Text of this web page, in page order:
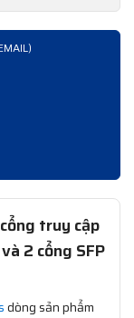
truy cập
2 cổng SFP
dòng sản phẩm